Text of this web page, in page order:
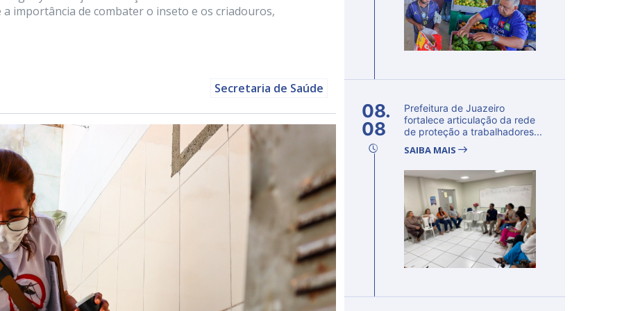
importância de combater o inseto e os criadouros,
Secretaria de Saúde
08.
08
Prefeitura de Juazeiro
fortalece articulação da rede
de proteção a trabalhadores...
SAIBA MAIS